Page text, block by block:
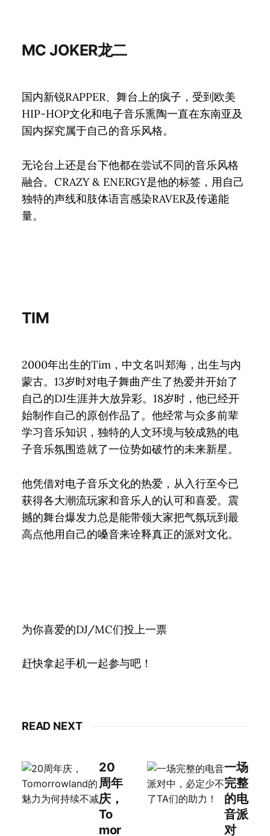
MC JOKER龙二
国内新锐RAPPER、舞台上的疯子，受到欧美
HIP-HOP文化和电子音乐熏陶一直在东南亚及
国内探究属于自己的音乐风格。
无论台上还是台下他都在尝试不同的音乐风格
融合。CRAZY & ENERGY是他的标签，用自己
独特的声线和肢体语言感染RAVER及传递能
量。
TIM
2000年出生的Tim，中文名叫郑海，出生与内
蒙古。13岁时对电子舞曲产生了热爱并开始了
自己的DJ生涯并大放异彩。18岁时，他已经开
始制作自己的原创作品了。他经常与众多前辈
学习音乐知识，独特的人文环境与较成熟的电
子音乐氛围造就了一位势如破竹的未来新星。
他凭借对电子音乐文化的热爱，从入行至今已
获得各大潮流玩家和音乐人的认可和喜爱。震
撼的舞台爆发力总是能带领大家把气氛玩到最
高点他用自己的嗓音来诠释真正的派对文化。
为你喜爱的DJ/MC们投上一票
赶快拿起手机一起参与吧！
READ NEXT
20
周年
庆，
To
mor
一场
完整
的电
音派
对